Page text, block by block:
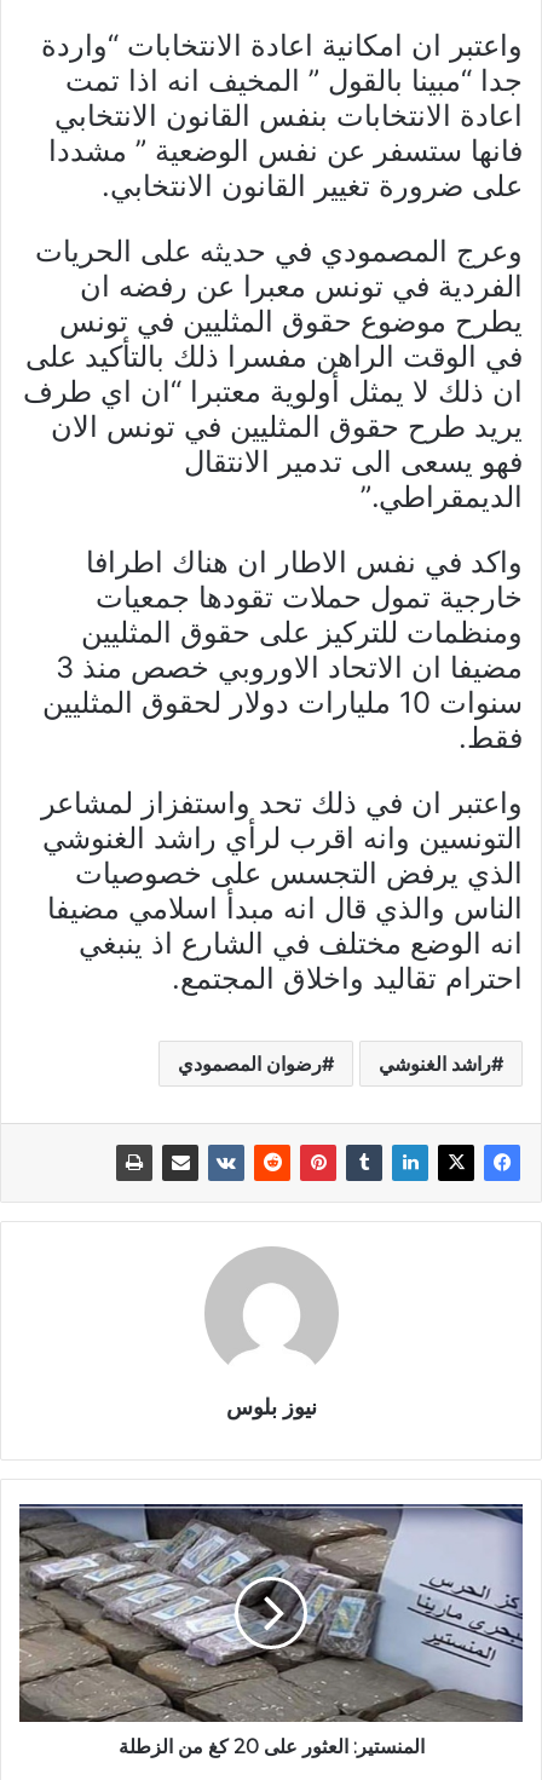
واعتبر ان امكانية اعادة الانتخابات “واردة
جدا “مبينا بالقول ” المخيف انه اذا تمت
اعادة الانتخابات بنفس القانون الانتخابي
فانها ستسفر عن نفس الوضعية ” مشددا
على ضرورة تغيير القانون الانتخابي.
وعرج المصمودي في حديثه على الحريات
الفردية في تونس معبرا عن رفضه ان
يطرح موضوع حقوق المثليين في تونس
في الوقت الراهن مفسرا ذلك بالتأكيد على
ان ذلك لا يمثل أولوية معتبرا “ان اي طرف
يريد طرح حقوق المثليين في تونس الان
فهو يسعى الى تدمير الانتقال
الديمقراطي.”
واكد في نفس الاطار ان هناك اطرافا
خارجية تمول حملات تقودها جمعيات
ومنظمات للتركيز على حقوق المثليين
مضيفا ان الاتحاد الاوروبي خصص منذ 3
سنوات 10 مليارات دولار لحقوق المثليين
فقط.
واعتبر ان في ذلك تحد واستفزاز لمشاعر
التونسين وانه اقرب لرأي راشد الغنوشي
الذي يرفض التجسس على خصوصيات
الناس والذي قال انه مبدأ اسلامي مضيفا
انه الوضع مختلف في الشارع اذ ينبغي
احترام تقاليد واخلاق المجتمع.
راشد الغنوشي رضوان المصمودي
نيوز بلوس
المنستير: العثور على 20 كغ من الزطلة